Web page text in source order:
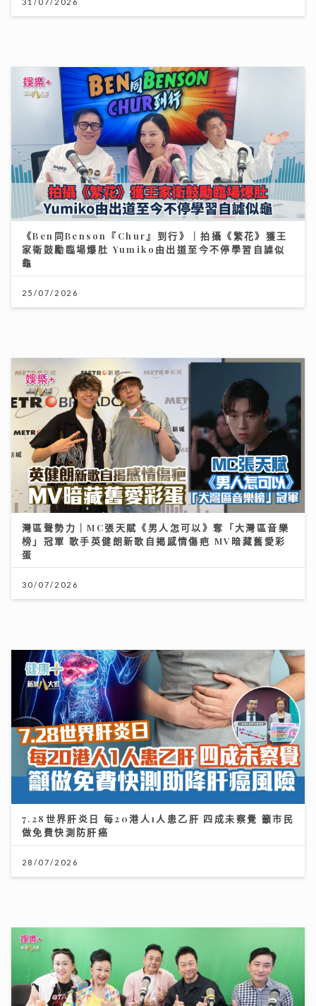
《Ben同Benson『Chur』到行》｜拍攝《繁花》獲王
家衛鼓勵臨場爆肚 Yumiko由出道至今不停學習自謔似
龜
25/07/2026
30/07/2026
7.28世界肝炎日 每20港人1人患乙肝 四成未察覺 籲市民
做免費快測防肝癌
《開心大派對》｜黎耀祥麥長青分享拍攝旅遊節目辛酸史
敦煌花百多元騎駱駝「搖到攰」
11/07/2026